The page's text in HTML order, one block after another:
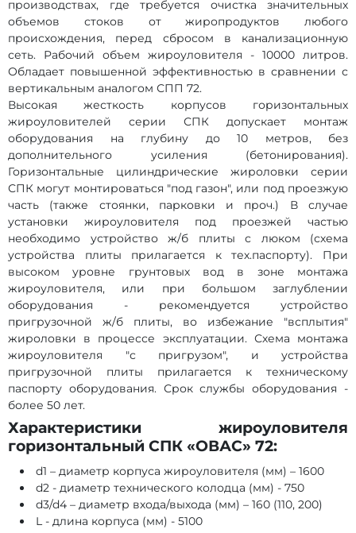
производствах, где требуется очистка значительных
объемов стоков от жиропродуктов любого
происхождения, перед сбросом в канализационную
сеть. Рабочий объем жироуловителя - 10000 литров.
Обладает повышенной эффективностью в сравнении с
вертикальным аналогом СПП 72.
Высокая жесткость корпусов горизонтальных
жироуловителей серии СПК допускает монтаж
оборудования на глубину до 10 метров, без
дополнительного усиления (бетонирования).
Горизонтальные цилиндрические жироловки серии
СПК могут монтироваться "под газон", или под проезжую
часть (также стоянки, парковки и проч.) В случае
установки жироуловителя под проезжей частью
необходимо устройство ж/б плиты с люком (схема
устройства плиты прилагается к тех.паспорту). При
высоком уровне грунтовых вод в зоне монтажа
жироуловителя, или при большом заглублении
оборудования - рекомендуется устройство
пригрузочной ж/б плиты, во избежание "всплытия"
жироловки в процессе эксплуатации. Схема монтажа
жироуловителя "с пригрузом", и устройства
пригрузочной плиты прилагается к техническому
паспорту оборудования. Срок службы оборудования -
более 50 лет.
Характеристики жироуловителя
горизонтальный СПК «ОВАС» 72:
d1 – диаметр корпуса жироуловителя (мм) – 1600
d2 - диаметр технического колодца (мм) - 750
d3/d4 – диаметр входа/выхода (мм) – 160 (110, 200)
L - длина корпуса (мм) - 5100